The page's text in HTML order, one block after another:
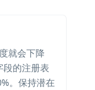
就会下降
段的注册表
。保持潜在